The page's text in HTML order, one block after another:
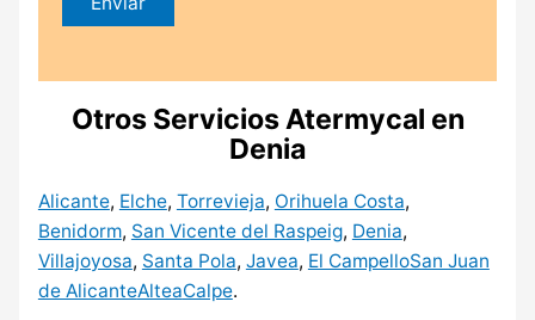
Otros Servicios Atermycal en
Denia
Alicante, Elche, Torrevieja, Orihuela Costa,
Benidorm, San Vicente del Raspeig, Denia,
Villajoyosa, Santa Pola, Javea, El CampelloSan Juan
de AlicanteAlteaCalpe.